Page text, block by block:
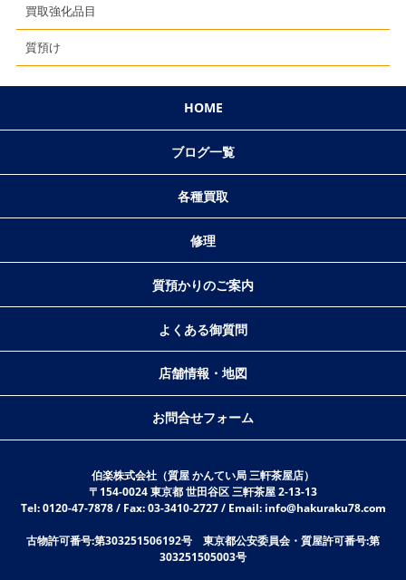
買取強化品目
質預け
HOME
ブログ一覧
各種買取
修理
質預かりのご案内
よくある御質問
店舗情報・地図
お問合せフォーム
伯楽株式会社（質屋 かんてい局 三軒茶屋店）
〒154-0024 東京都 世田谷区 三軒茶屋 2-13-13
Tel: 0120-47-7878 / Fax: 03-3410-2727 / Email: info@hakuraku78.com
古物許可番号:第303251506192号 東京都公安委員会・質屋許可番号:第
303251505003号